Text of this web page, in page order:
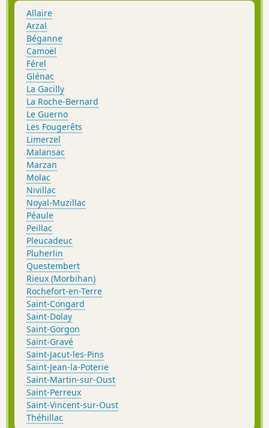
Allaire
Arzal
Béganne
Camoël
Férel
Glénac
La Gacilly
La Roche-Bernard
Le Guerno
Les Fougerêts
Limerzel
Malansac
Marzan
Molac
Nivillac
Noyal-Muzillac
Péaule
Peillac
Pleucadeuc
Pluherlin
Questembert
Rieux (Morbihan)
Rochefort-en-Terre
Saint-Congard
Saint-Dolay
Saint-Gorgon
Saint-Gravé
Saint-Jacut-les-Pins
Saint-Jean-la-Poterie
Saint-Martin-sur-Oust
Saint-Perreux
Saint-Vincent-sur-Oust
Théhillac